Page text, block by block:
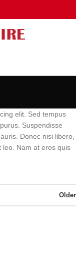
elit. Sed tempus
Suspendisse
Donec nisi libero,
leo. Nam at eros quis
Older